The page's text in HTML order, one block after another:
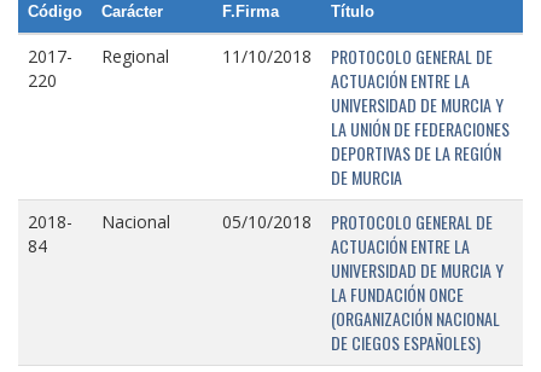
Código Carácter F.Firma Título
2017-
220
Regional 11/10/2018
PROTOCOLO GENERAL DE
ACTUACIÓN ENTRE LA
UNIVERSIDAD DE MURCIA Y
LA UNIÓN DE FEDERACIONES
DEPORTIVAS DE LA REGIÓN
DE MURCIA
2018-
84
Nacional 05/10/2018
PROTOCOLO GENERAL DE
ACTUACIÓN ENTRE LA
UNIVERSIDAD DE MURCIA Y
LA FUNDACIÓN ONCE
(ORGANIZACIÓN NACIONAL
DE CIEGOS ESPAÑOLES)